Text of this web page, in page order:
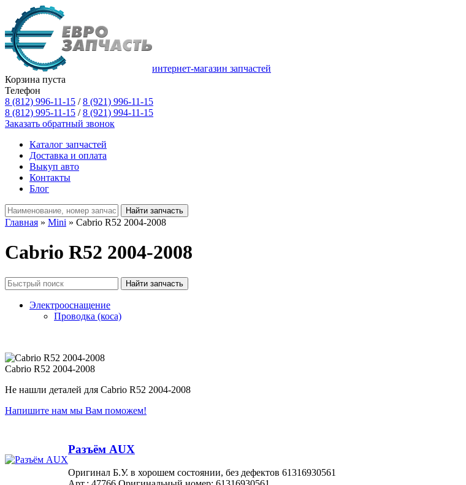
интернет-магазин запчастей
Корзина пуста
Телефон
8 (812) 996-11-15 /8 (921) 996-11-15
8 (812) 995-11-15 /8 (921) 994-11-15
Заказать обратный звонок
Каталог запчастей
Доставка и оплата
Выкуп авто
Контакты
Блог
Главная » Mini » Cabrio R52 2004-2008
Cabrio R52 2004-2008
Электрооснащение
Проводка (коса)
Cabrio R52 2004-2008
Не нашли деталей для Cabrio R52 2004-2008
Напишите нам мы Вам поможем!
Разъём AUX
Оригинал Б.У. в хорошем состоянии, без дефектов 61316930561